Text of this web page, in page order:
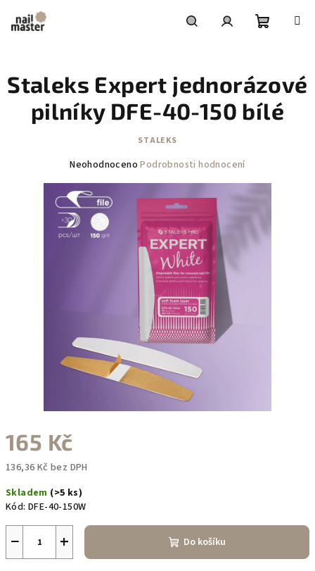
obsah
košík
165 Kč
136,36 Kč bez DPH
cena:
Skladem (>5 ks)
Kód: DFE-40-150W
+
− Do košíku
Staleks Expert jednorázové
pilníky DFE-40-150 bílé
STALEKS
Průměrné
produktu
je
0,0
z
Neohodnoceno Podrobnosti hodnocení